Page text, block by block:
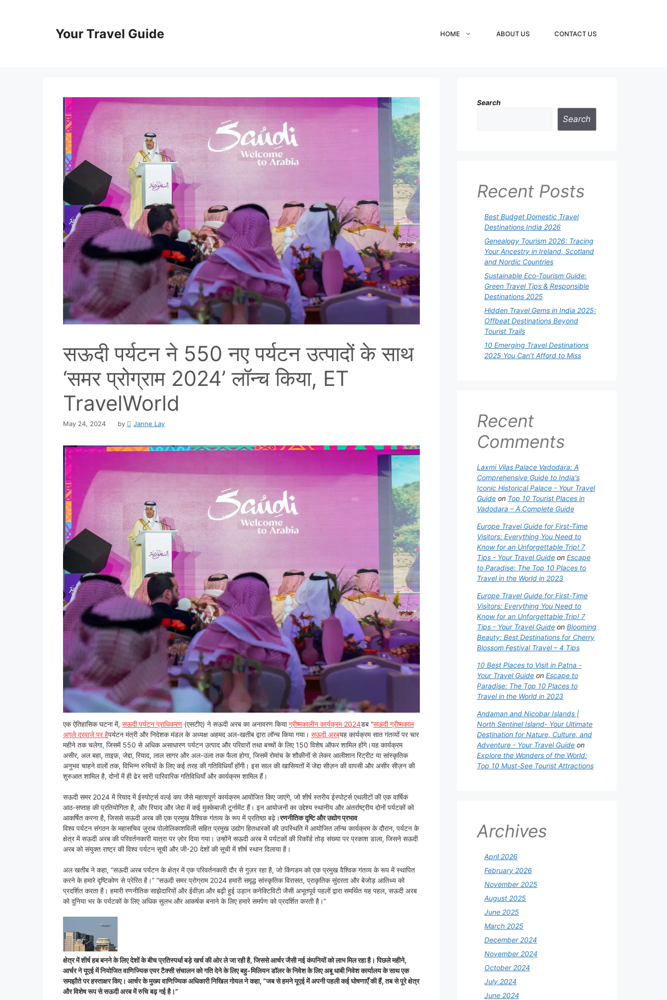
Your Travel Guide HOME ABOUT US CONTACT US
सऊदी पर्यटन ने 550 नए पर्यटन उत्पादों के साथ
‘समर प्रोग्राम 2024’ लॉन्च किया, ET
TravelWorld
May 24, 2024 by Janne Lay
एक ऐतिहासिक घटना में, सऊदी पर्यटन प्राधिकरण (एसटीए) ने सऊदी अरब का अनावरण कियाग्रीष्मकालीन कार्यक्रम 2024डब “सऊदी ग्रीष्मकाल
अगले दरवाजे पर हैपर्यटन मंत्री और निदेशक मंडल के अध्यक्ष अहमद अल-खतीब द्वारा लॉन्च किया गया। सऊदी अरबयह कार्यक्रम सात गंतव्यों पर चार
महीने तक चलेगा, जिसमें 550 से अधिक असाधारण पर्यटन उत्पाद और परिवारों तथा बच्चों के लिए 150 विशेष ऑफर शामिल होंगे।यह कार्यक्रम
असीर, अल बहा, ताइफ़, जेद्दा, रियाद, लाल सागर और अल-उला तक फैला होगा, जिसमें रोमांच के शौकीनों से लेकर आलीशान रिट्रीट या सांस्कृतिक
अनुभव चाहने वालों तक, विभिन्न रुचियों के लिए कई तरह की गतिविधियाँ होंगी। इस साल की खासियतों में जेद्दा सीज़न की वापसी और असीर सीज़न की
शुरुआत शामिल है, दोनों में ही ढेर सारी पारिवारिक गतिविधियाँ और कार्यक्रम शामिल हैं।
सऊदी समर 2024 में रियाद में ईस्पोर्ट्स वर्ल्ड कप जैसे महत्वपूर्ण कार्यक्रम आयोजित किए जाएंगे, जो शीर्ष स्तरीय ईस्पोर्ट्स एथलीटों की एक वार्षिक
आठ-सप्ताह की प्रतियोगिता है, और रियाद और जेद्दा में कई मुक्केबाजी टूर्नामेंट हैं। इन आयोजनों का उद्देश्य स्थानीय और अंतर्राष्ट्रीय दोनों पर्यटकों को
आकर्षित करना है, जिससे सऊदी अरब की एक प्रमुख वैश्विक गंतव्य के रूप में प्रतिष्ठा बढ़े।रणनीतिक दृष्टि और उद्योग प्रभाव
विश्व पर्यटन संगठन के महासचिव ज़ुराब पोलोलिकाशविली सहित प्रमुख उद्योग हितधारकों की उपस्थिति में आयोजित लॉन्च कार्यक्रम के दौरान, पर्यटन के
क्षेत्र में सऊदी अरब की परिवर्तनकारी यात्रा पर ज़ोर दिया गया। उन्होंने सऊदी अरब में पर्यटकों की रिकॉर्ड तोड़ संख्या पर प्रकाश डाला, जिसने सऊदी
अरब को संयुक्त राष्ट्र की विश्व पर्यटन सूची और जी-20 देशों की सूची में शीर्ष स्थान दिलाया है।
अल खतीब ने कहा, “सऊदी अरब पर्यटन के क्षेत्र में एक परिवर्तनकारी दौर से गुज़र रहा है, जो किंगडम को एक प्रमुख वैश्विक गंतव्य के रूप में स्थापित
करने के हमारे दृष्टिकोण से प्रेरित है।” “सऊदी समर प्रोग्राम 2024 हमारी समृद्ध सांस्कृतिक विरासत, प्राकृतिक सुंदरता और बेजोड़ आतिथ्य को
प्रदर्शित करता है। हमारी रणनीतिक साझेदारियों और ईवीज़ा और बढ़ी हुई उड़ान कनेक्टिविटी जैसी अभूतपूर्व पहलों द्वारा समर्थित यह पहल, सऊदी अरब
को दुनिया भर के पर्यटकों के लिए अधिक सुलभ और आकर्षक बनाने के लिए हमारे समर्पण को प्रदर्शित करती है।”
क्षेत्र में शीर्ष हब बनने के लिए देशों के बीच प्रतिस्पर्धा बड़े खर्च की ओर ले जा रही है, जिससे आर्चर जैसी नई कंपनियों को लाभ मिल रहा है। पिछले महीने,
आर्चर ने यूएई में नियोजित वाणिज्यिक एयर टैक्सी संचालन को गति देने के लिए बहु-मिलियन डॉलर के निवेश के लिए अबू धाबी निवेश कार्यालय के साथ एक
समझौते पर हस्ताक्षर किए। आर्चर के मुख्य वाणिज्यिक अधिकारी निखिल गोयल ने कहा, “जब से हमने यूएई में अपनी पहली कई घोषणाएँ की हैं, तब से पूरे क्षेत्र
और विशेष रूप से सऊदी अरब में रुचि बढ़ गई है।”
Search
Search
Recent Posts
Best Budget Domestic Travel
Destinations India 2026
Genealogy Tourism 2026: Tracing
Your Ancestry in Ireland, Scotland
and Nordic Countries
Sustainable Eco-Tourism Guide:
Green Travel Tips & Responsible
Destinations 2025
Hidden Travel Gems in India 2025:
Offbeat Destinations Beyond
Tourist Trails
10 Emerging Travel Destinations
2025 You Can’t Afford to Miss
Recent
Comments
Laxmi Vilas Palace Vadodara: A
Comprehensive Guide to India's
Iconic Historical Palace - Your Travel
Guide on Top 10 Tourist Places in
Vadodara – A Complete Guide
Europe Travel Guide for First-Time
Visitors: Everything You Need to
Know for an Unforgettable Trip! 7
Tips - Your Travel Guide on Escape
to Paradise: The Top 10 Places to
Travel in the World in 2023
Europe Travel Guide for First-Time
Visitors: Everything You Need to
Know for an Unforgettable Trip! 7
Tips - Your Travel Guide on Blooming
Beauty: Best Destinations for Cherry
Blossom Festival Travel – 4 Tips
10 Best Places to Visit in Patna -
Your Travel Guide on Escape to
Paradise: The Top 10 Places to
Travel in the World in 2023
Andaman and Nicobar Islands |
North Sentinel Island- Your Ultimate
Destination for Nature, Culture, and
Adventure - Your Travel Guide on
Explore the Wonders of the World:
Top 10 Must-See Tourist Attractions
Archives
April 2026
February 2026
November 2025
August 2025
June 2025
March 2025
December 2024
November 2024
October 2024
July 2024
June 2024